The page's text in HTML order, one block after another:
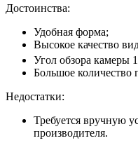
Достоинства:
Удобная форма;
Высокое качество
Угол обзора камеры
Большое количество
Недостатки:
Требуется вручную
производителя.